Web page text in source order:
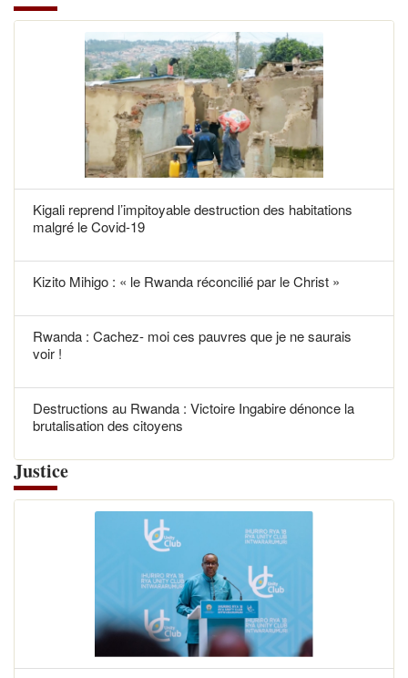
Kigali reprend l’impitoyable destruction des habitations
malgré le Covid-19
Kizito Mihigo : « le Rwanda réconcilié par le Christ »
Rwanda : Cachez- moi ces pauvres que je ne saurais
voir !
Destructions au Rwanda : Victoire Ingabire dénonce la
brutalisation des citoyens
Justice